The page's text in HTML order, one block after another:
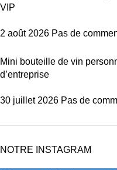
VIP
2 août 2026 Pas de
Mini bouteille de vin
d’entreprise
30 juillet 2026 Pas de
NOTRE INSTAGRAM